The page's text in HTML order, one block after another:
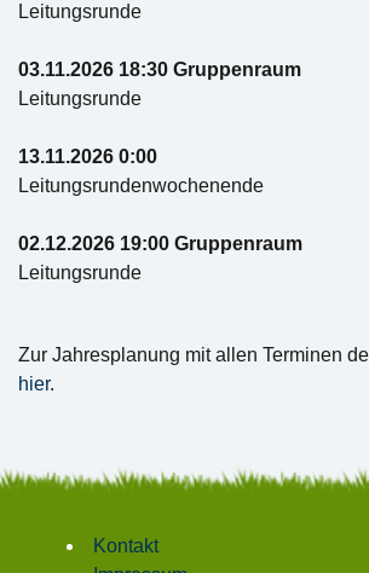
Leitungsrunde
03.11.2026 18:30 Gruppenraum
Leitungsrunde
13.11.2026 0:00
Leitungsrundenwochenende
02.12.2026 19:00 Gruppenraum
Leitungsrunde
Zur Jahresplanung mit allen Terminen
hier.
Kontakt